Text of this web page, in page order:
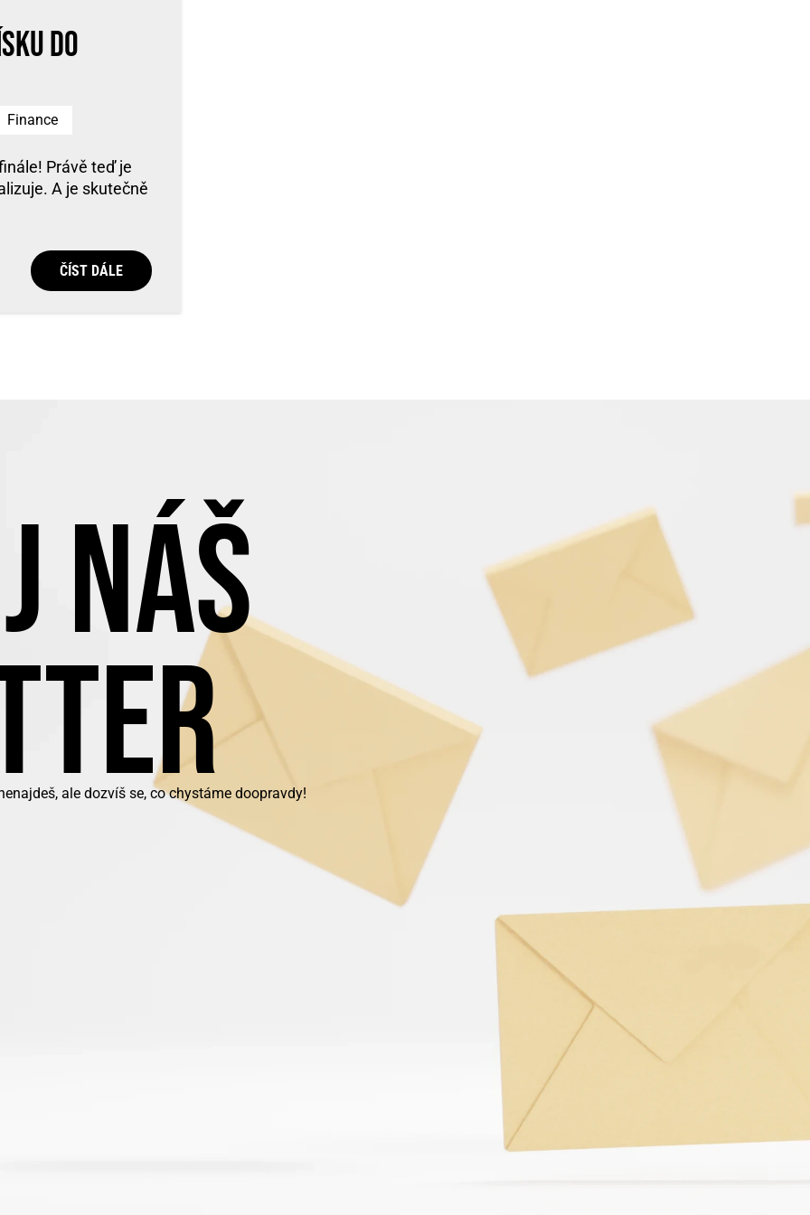
do
Finance
Právě teď je
A je skutečně
ČÍST DÁLE
NÁŠ
ale dozvíš se, co chystáme doopravdy!